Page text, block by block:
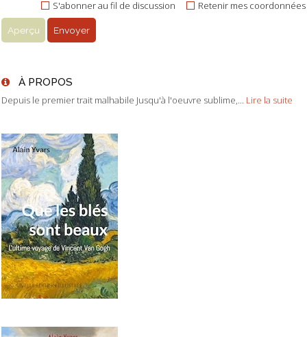
Retenir mes coordonnées
S'abonner au fil de discussion
À PROPOS
Depuis le premier trait malhabile Jusqu'à l'oeuvre sublime,... Lire la suite